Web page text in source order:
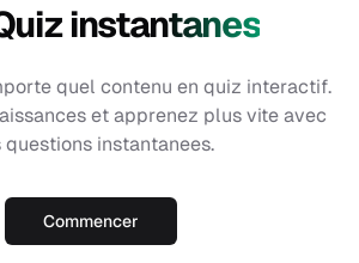
instantanes
quel contenu en quiz interactif.
et apprenez plus vite avec
questions instantanees.
Commencer